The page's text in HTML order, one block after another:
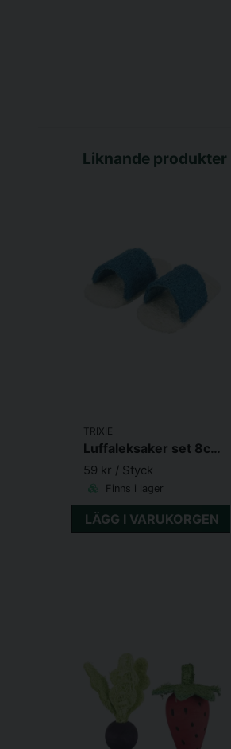
Liknande produkter
TRIXIE
Luffaleksaker set 8cm 2st
59 kr / Styck
Finns i lager
LÄGG I VARUKORGEN